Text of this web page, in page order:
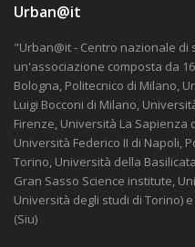
Urban@it
"Urban@it - Centro nazionale
un'associazione composta da
Bologna, Politecnico di Milano,
Luigi Bocconi di Milano,
Firenze, Università La Sapienza
Università Federico II di Napoli,
Torino, Università della
Gran Sasso Science institute,
Università degli studi di Torino)
(Siu)